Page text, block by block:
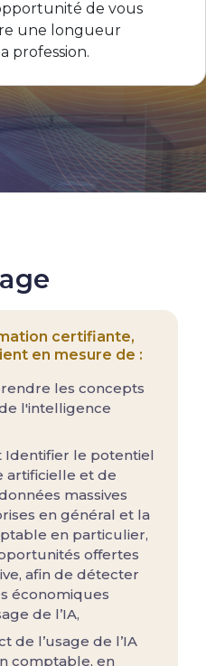
de vous
une longueur
profession.
certifiante,
en mesure de :
les concepts
l'intelligence
Identifier le potentiel
artificielle et de
massives
en général et la
en particulier,
offertes
afin de détecter
économiques
de l’IA,
de l’usage de l’IA
comptable, en